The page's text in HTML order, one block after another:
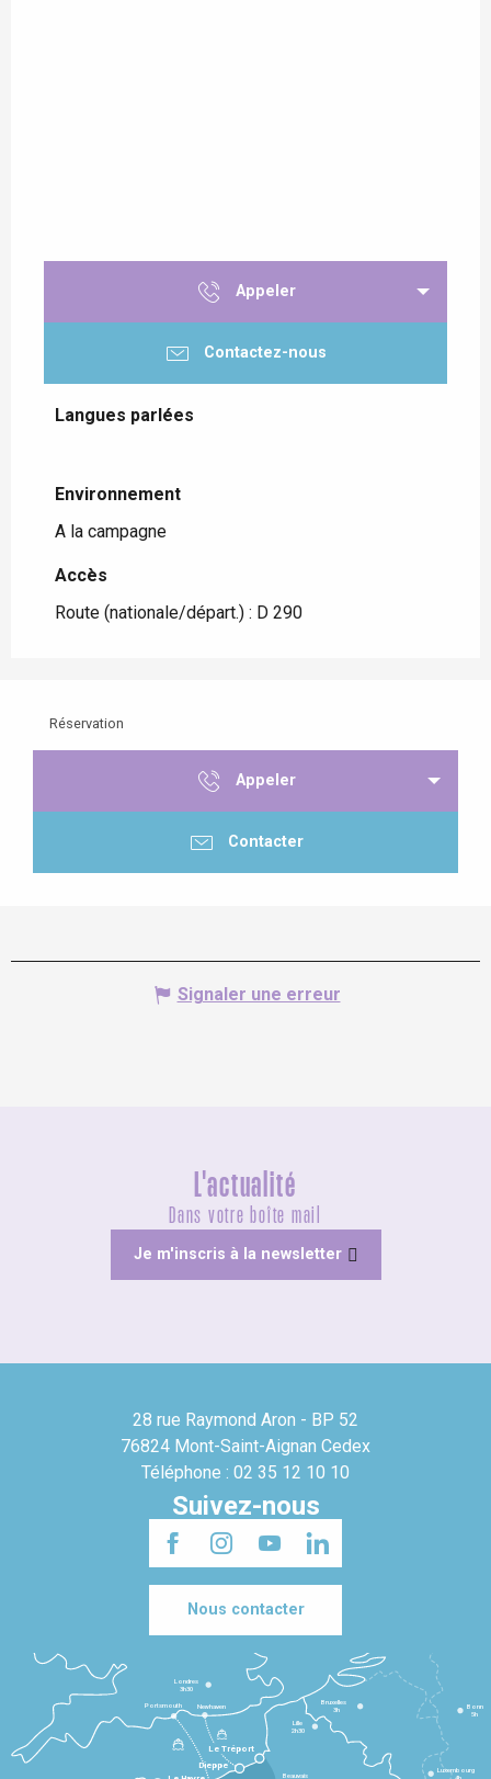
Appeler
Contactez-nous
Langues parlées
Langues parlées
Environnement
Environnement
A la campagne
Accès
Accès
Route (nationale/départ.) : D 290
Réservation
Appeler
Contacter
Signaler une erreur
L'actualité
Dans votre boîte mail
Je m'inscris à la newsletter
28 rue Raymond Aron - BP 52
76824 Mont-Saint-Aignan Cedex
Téléphone : 02 35 12 10 10
Suivez-nous
Nous contacter
Dieppe
Le Tréport
Beauvais
Lille
2h30
Bruxelles
3h
Londres
3h30
Newhaven
Portsmouth
Bonn
5h
Luxembourg
4h